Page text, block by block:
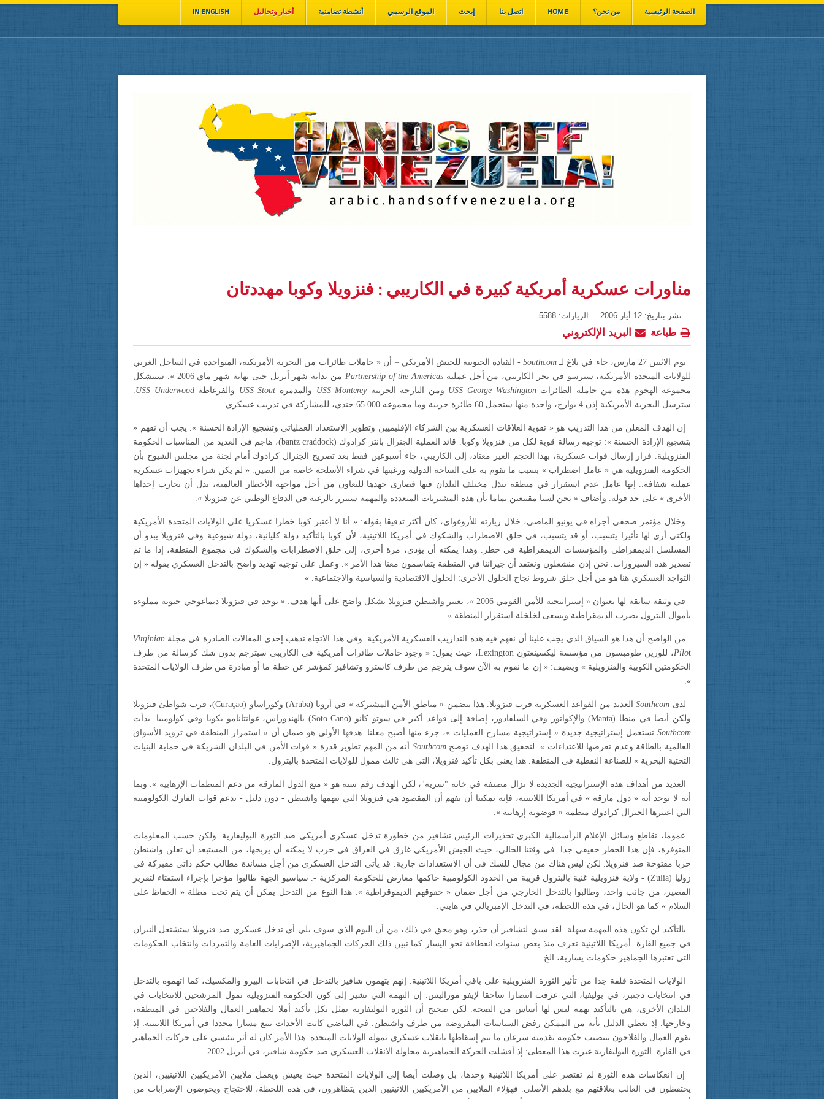
الصفحة الرئيسية من نحن؟ HOME اتصل بنا إبحث الموقع الرسمي أنشطة تضامنية أخبار وتحاليل IN ENGLISH
مناورات عسكرية أمريكية كبيرة في الكاريبي : فنزويلا وكوبا مهددتان
نشر بتاريخ: 12 أيار 2006 الزيارات: 5588
طباعة البريد الإلكتروني
يوم الاثنين 27 مارس، جاء في بلاغ لـ Southcom - القيادة الجنوبية للجيش الأمريكي – أن « حاملات طائرات من البحرية الأمريكية، المتواجدة في الساحل الغربي
للولايات المتحدة الأمريكية، سترسو في بحر الكاريبي، من أجل عملية Partnership of the Americas
من بداية شهر أبريل حتى نهاية شهر ماي 2006 ». ستتشكل
مجموعة الهجوم هذه من حاملة الطائراتUSS George Washington ومن البارجة الحربيةUSS Monterey والمدمرة USS Stout والفرغاطةUSS Underwood
.
سترسل البحرية الأمريكية إذن 4 بوارج، واحدة منها ستحمل 60 طائرة حربية وما مجموعه 65.000 جندي، للمشاركة في تدريب عسكري.
إن الهدف المعلن من هذا التدريب هو « تقوية العلاقات العسكرية بين الشركاء الإقليميين وتطوير الاستعداد العملياتي وتشجيع الإرادة الحسنة ». يجب أن نفهم «
بتشجيع الإرادة الحسنة »: توجيه رسالة قوية لكل من فنزويلا وكوبا. قائد العملية الجنرال بانتز كرادوك (bantz craddock)
، هاجم في العديد من المناسبات الحكومة
الفنزويلية. قرار إرسال قوات عسكرية، بهذا الحجم الغير معتاد، إلى الكاريبي، جاء أسبوعين فقط بعد تصريح الجنرال كرادوك أمام لجنة من مجلس الشيوخ بأن
الحكومة الفنزويلية هي « عامل اضطراب » بسبب ما تقوم به على الساحة الدولية ورغبتها في شراء الأسلحة خاصة من الصين. « لم يكن شراء تجهيزات عسكرية
عملية شفافة.. إنها عامل عدم استقرار في منطقة تبذل مختلف البلدان فيها قصارى جهدها للتعاون من أجل مواجهة الأخطار العالمية، بدل أن تحارب إحداها
الأخرى » على حد قوله. وأضاف « نحن لسنا مقتنعين تماما بأن هذه المشتريات المتعددة والمهمة ستبرر بالرغبة في الدفاع الوطني عن فنزويلا ».
وخلال مؤتمر صحفي أجراه في يونيو الماضي، خلال زيارته للأروغواي، كان أكثر تدقيقا بقوله: « أنا لا أعتبر كوبا خطرا عسكريا على الولايات المتحدة الأمريكية
ولكني أرى لها تأثيرا يتسبب، أو قد يتسبب، في خلق الاضطراب والشكوك في أمريكا اللاتينية، لأن كوبا بالتأكيد دولة كليانية، دولة شيوعية وفي فنزويلا يبدو أن
المسلسل الديمقراطي والمؤسسات الديمقراطية في خطر. وهذا يمكنه أن يؤدي، مرة أخرى، إلى خلق الاضطرابات والشكوك في مجموع المنطقة، إذا ما تم
تصدير هذه السيرورات. نحن إذن منشغلون ونعتقد أن جيراننا في المنطقة يتقاسمون معنا هذا الأمر ». وعمل على توجيه تهديد واضح بالتدخل العسكري بقوله « إن
التواجد العسكري هنا هو من أجل خلق شروط نجاح الحلول الأخرى: الحلول الاقتصادية والسياسية والاجتماعية. »
في وثيقة سابقة لها بعنوان « إستراتيجية للأمن القومي 2006 »، تعتبر واشنطن فنزويلا بشكل واضح على أنها هدف: « يوجد في فنزويلا ديماغوجي جيوبه مملوءة
بأموال البترول يضرب الديمقراطية ويسعى لخلخلة استقرار المنطقة ».
من الواضح أن هذا هو السياق الذي يجب علينا أن نفهم فيه هذه التداريب العسكرية الأمريكية. وفي هذا الاتجاه تذهب إحدى المقالات الصادرة في مجلة Virginian
Pilot، للورين طومبسون من مؤسسة ليكسينغتون Lexington، حيث يقول: « وجود حاملات طائرات أمريكية في الكاريبي سيترجم بدون شك كرسالة من طرف
الحكومتين الكوبية والفنزويلية » ويضيف: « إن ما نقوم به الآن سوف يترجم من طرف كاسترو وتشافيز كمؤشر عن خطة ما أو مبادرة من طرف الولايات المتحدة
».
لدى Southcomالعديد من القواعد العسكرية قرب فنزويلا. هذا يتضمن « مناطق الأمن المشتركة » في أروبا (Aruba) وكوراساو (Curaçao)
، قرب شواطئ فنزويلا
ولكن أيضا في منطا (Manta) والإكواتور وفي السلفادور، إضافة إلى قواعد أكبر في سوتو كانو (Soto Cano)
بالهندوراس، غوانتانامو بكوبا وفي كولومبيا. بدأت
Southcom تستعمل إستراتيجية جديدة « إستراتيجية مسارح العمليات »، جزء منها أصبح معلنا. هدفها الأولي هو ضمان أن « استمرار المنطقة في تزويد الأسواق
العالمية بالطاقة وعدم تعرضها للاعتداءات ». لتحقيق هذا الهدف توضحSouthcom أنه من المهم تطوير قدرة « قوات الأمن في البلدان الشريكة في حماية البنيات
التحتية البحرية » للصناعة النفطية في المنطقة. هذا يعني بكل تأكيد فنزويلا، التي هي ثالث ممول للولايات المتحدة بالبترول.
العديد من أهداف هذه الإستراتيجية الجديدة لا تزال مصنفة في خانة "سرية"، لكن الهدف رقم ستة هو « منع الدول المارقة من دعم المنظمات الإرهابية ». وبما
أنه لا توجد أية « دول مارقة » في أمريكا اللاتينية، فإنه يمكننا أن نفهم أن المقصود هي فنزويلا التي تتهمها واشنطن - دون دليل - بدعم قوات الفارك الكولومبية
التي اعتبرها الجنرال كرادوك منظمة « فوضوية إرهابية ».
عموما، تقاطع وسائل الإعلام الرأسمالية الكبرى تحذيرات الرئيس تشافيز من خطورة تدخل عسكري أمريكي ضد الثورة البوليفارية. ولكن حسب المعلومات
المتوفرة، فإن هذا الخطر حقيقي جدا. في وقتنا الحالي، حيث الجيش الأمريكي غارق في العراق في حرب لا يمكنه أن يربحها، من المستبعد أن تعلن واشنطن
حربا مفتوحة ضد فنزويلا. لكن ليس هناك من مجال للشك في أن الاستعدادات جارية. قد يأتي التدخل العسكري من أجل مساندة مطالب حكم ذاتي مفبركة في
زوليا (Zulia)
- ولاية فنزويلية غنية بالبترول قريبة من الحدود الكولومبية حاكمها معارض للحكومة المركزية -. سياسيو الجهة طالبوا مؤخرا بإجراء استفتاء لتقرير
المصير، من جانب واحد، وطالبوا بالتدخل الخارجي من أجل ضمان « حقوقهم الديموقراطية ». هذا النوع من التدخل يمكن أن يتم تحت مظلة « الحفاظ على
السلام » كما هو الحال، في هذه اللحظة، في التدخل الإمبريالي في هايتي.
بالتأكيد لن تكون هذه المهمة سهلة. لقد سبق لتشافيز أن حذر، وهو محق في ذلك، من أن اليوم الذي سوف يلي أي تدخل عسكري ضد فنزويلا ستشتعل النيران
في جميع القارة. أمريكا اللاتينية تعرف منذ بعض سنوات انعطافة نحو اليسار كما تبين ذلك الحركات الجماهيرية، الإضرابات العامة والتمردات وانتخاب الحكومات
التي تعتبرها الجماهير حكومات يسارية، الخ.
الولايات المتحدة قلقة جدا من تأثير الثورة الفنزويلية على باقي أمريكا اللاتينية. إنهم يتهمون شافيز بالتدخل في انتخابات البيرو والمكسيك، كما اتهموه بالتدخل
في انتخابات دجنبر، في بوليفيا، التي عرفت انتصارا ساحقا لإيفو موراليس. إن التهمة التي تشير إلى كون الحكومة الفنزويلية تمول المرشحين للانتخابات في
البلدان الأخرى، هي بالتأكيد تهمة ليس لها أساس من الصحة. لكن صحيح أن الثورة البوليفارية تمثل بكل تأكيد أملا لجماهير العمال والفلاحين في المنطقة،
وخارجها. إذ تعطي الدليل بأنه من الممكن رفض السياسات المفروضة من طرف واشنطن. في الماضي كانت الأحداث تتبع مسارا محددا في أمريكا اللاتينية: إذ
يقوم العمال والفلاحون بتنصيب حكومة تقدمية سرعان ما يتم إسقاطها بانقلاب عسكري تموله الولايات المتحدة. هذا الأمر كان له أثر تيئيسي على حركات الجماهير
في القارة. الثورة البوليفارية غيرت هذا المعطى: إذ أفشلت الحركة الجماهيرية محاولة الانقلاب العسكري ضد حكومة شافيز، في أبريل 2002.
إن انعكاسات هذه الثورة لم تقتصر على أمريكا اللاتينية وحدها، بل وصلت أيضا إلى الولايات المتحدة حيث يعيش ويعمل ملايين الأمريكيين اللاتينيين، الذين
يحتفظون في الغالب بعلاقتهم مع بلدهم الأصلي. فهؤلاء الملايين من الأمريكيين اللاتينيين الذين يتظاهرون، في هذه اللحظة، للاحتجاج ويخوضون الإضرابات من